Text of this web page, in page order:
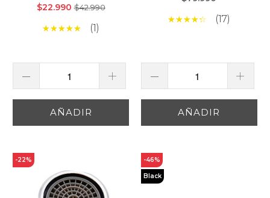
$22.990$42.990
(1)
AÑADIR
(17)
AÑADIR
-22% -46%
Black